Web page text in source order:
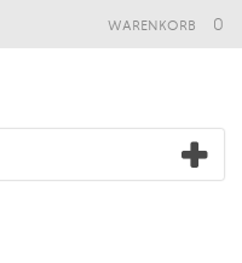
warenkorb 0